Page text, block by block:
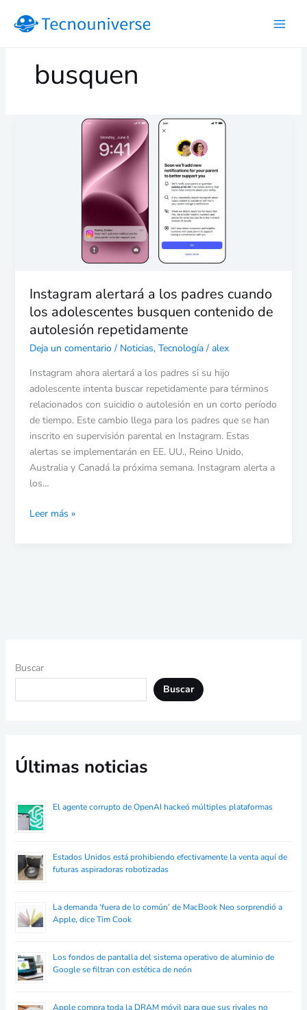
busquen
Instagram alertará a los padres cuando
los adolescentes busquen contenido de
autolesión repetidamente
Deja un comentario / Noticias, Tecnología/ alex
Instagram ahora alertará a los padres si su hijo
adolescente intenta buscar repetidamente para términos
relacionados con suicidio o autolesión en un corto período
de tiempo. Este cambio llega para los padres que se han
inscrito en supervisión parental en Instagram. Estas
alertas se implementarán en EE. UU., Reino Unido,
Australia y Canadá la próxima semana. Instagram alerta a
los…
adolescentes
autolesión
repetidamente
Leer más »
Buscar
Buscar
Últimas noticias
El agente corrupto de OpenAI hackeó múltiples plataformas
Estados Unidos está prohibiendo efectivamente la venta aquí de
futuras aspiradoras robotizadas
La demanda ‘fuera de lo común’ de MacBook Neo sorprendió a
Apple, dice Tim Cook
Los fondos de pantalla del sistema operativo de aluminio de
Google se filtran con estética de neón
Apple compra toda la DRAM móvil para que sus rivales no